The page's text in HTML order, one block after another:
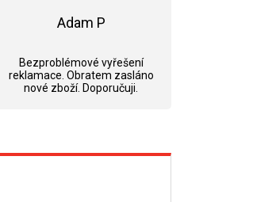
Adam P
Bezproblémové vyřešení
reklamace. Obratem zasláno
nové zboží. Doporučuji.